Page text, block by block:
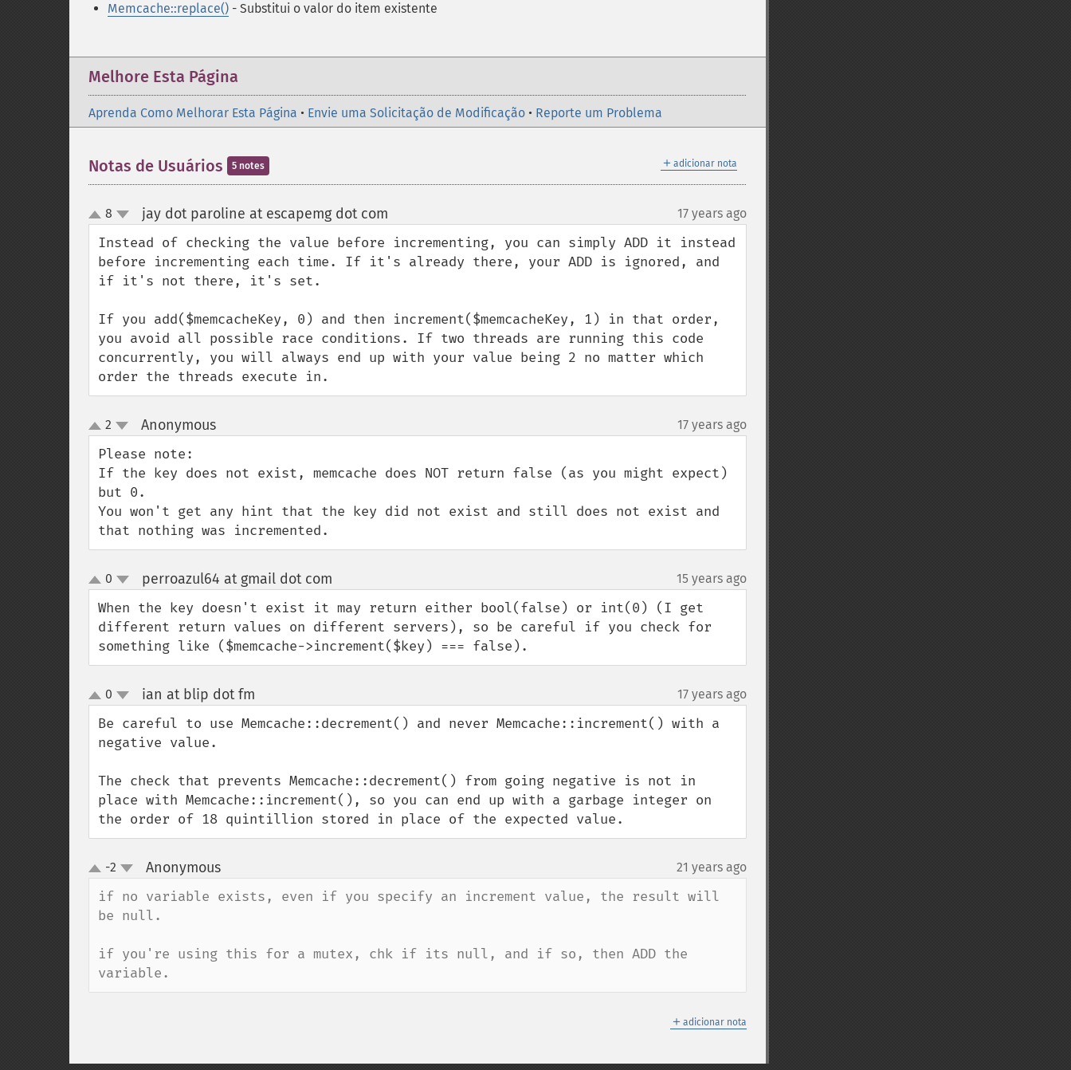
Memcache::replace() - Substitui o valor do item existente
Melhore Esta Página
Aprenda Como Melhorar Esta Página • Envie uma Solicitação de Modificação • Reporte um Problema
＋ adicionar nota
Notas de Usuários 5 notes
up
down
8 jay dot paroline at escapemg dot com 17 years ago
Instead of checking the value before incrementing, you can simply ADD it instead
before incrementing each time. If it's already there, your ADD is ignored, and
if it's not there, it's set.
If you add($memcacheKey, 0) and then increment($memcacheKey, 1) in that order,
you avoid all possible race conditions. If two threads are running this code
concurrently, you will always end up with your value being 2 no matter which
order the threads execute in.
up
down
2 Anonymous¶ 17 years ago
Please note:
If the key does not exist, memcache does NOT return false (as you might expect)
but 0.
You won't get any hint that the key did not exist and still does not exist and
that nothing was incremented.
up
down
0 perroazul64 at gmail dot com 15 years ago
When the key doesn't exist it may return either bool(false) or int(0) (I get
different return values on different servers), so be careful if you check for
something like ($memcache->increment($key) === false).
up
down
0 ian at blip dot fm 17 years ago
Be careful to use Memcache::decrement() and never Memcache::increment() with a
negative value.
The check that prevents Memcache::decrement() from going negative is not in
place with Memcache::increment(), so you can end up with a garbage integer on
the order of 18 quintillion stored in place of the expected value.
up
down
-2 Anonymous¶ 21 years ago
if no variable exists, even if you specify an increment value, the result will
be null.
if you're using this for a mutex, chk if its null, and if so, then ADD the
variable.
＋ adicionar nota